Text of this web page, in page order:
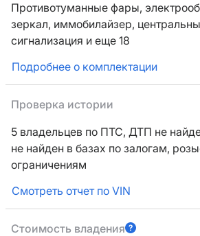
Противотуманные фары,
зеркал, иммобилайзер,
сигнализация и еще 18
Подробнее о комплектации
Проверка истории
5 владельцев по ПТС, ДТП не
не найден в базах по залогам,
ограничениям
Смотреть отчет по VIN
Стоимость владения